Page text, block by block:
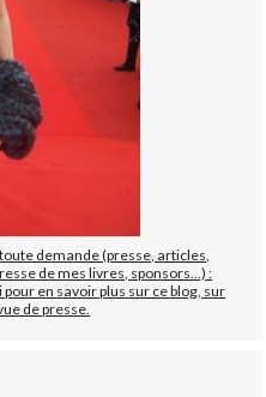
demande (presse, articles,
de mes livres, sponsors...) :
en savoir plus sur ce blog, sur
de presse.